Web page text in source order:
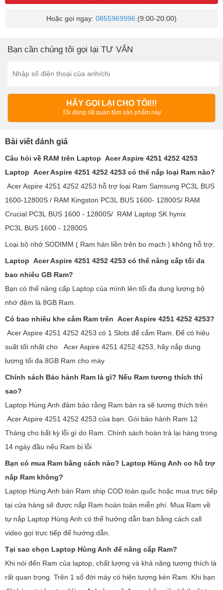
Hoặc gọi ngay: 0855969996 (9:00-20:00)
Bạn cần chúng tôi gọi lại TƯ VẤN
HÃY GỌI LẠI CHO TÔI!!!
Tôi đang rất quan tâm sản phẩm này
Bài viết đánh giá
Câu hỏi về RAM trên Laptop Acer Aspire 4251 4252 4253
Laptop Acer Aspire 4251 4252 4253 có thể nắp loại Ram nào?
Acer Aspire 4251 4252 4253 hỗ trợ loại Ram Samsung PC3L BUS
1600-12800S / RAM Kingston PC3L BUS 1600- 12800S/ RAM
Crucial PC3L BUS 1600 - 12800S/ RAM Laptop SK hynix
PC3L BUS 1600 - 12800S
Loại bộ nhớ SODIMM ( Ram hàn liền trên bo mạch ) không hỗ trợ.
Laptop Acer Aspire 4251 4252 4253 có thể nâng cấp tối đa
bao nhiêu GB Ram?
Bạn có thể nâng cấp Laptop của mình lên tối đa dung lượng bộ
nhớ đệm là 8GB Ram.
Có bao nhiêu khe cắm Ram trên Acer Aspire 4251 4252 4253?
Acer Aspire 4251 4252 4253 có 1 Slots để cắm Ram. Để có hiệu
suất tốt nhất cho Acer Aspire 4251 4252 4253, hãy nắp dung
lượng tối đa 8GB Ram cho máy
Chính sách Bảo hành Ram là gì? Nếu Ram tương thích thì
sao?
Laptop Hùng Anh đảm bảo rằng Ram bán ra sẽ tương thích trên
Acer Aspire 4251 4252 4253 của bạn. Gói bảo hành Ram 12
Tháng cho bất kỳ lỗi gì do Ram. Chính sách hoàn trả lại hàng trong
14 ngày đầu nếu Ram bị lỗi
Bạn có mua Ram bằng cách nào? Laptop Hùng Anh co hỗ trợ
nắp Ram không?
Laptop Hùng Anh bán Ram ship COD toàn quốc hoặc mua trực tiếp
tại cửa hàng sẽ được nắp Ram hoàn toàn miễn phí. Mua Ram về
tự nắp Laptop Hùng Anh có thể hướng dẫn bạn bằng cách call
video gọi trực tiếp để hướng dẫn.
Tại sao chọn Laptop Hùng Anh để nâng cấp Ram?
Khi nói đến Ram của laptop, chất lượng và khả năng tương thích là
rất quan trọng. Trên 1 số đời máy có hiện tượng kén Ram. Khi bạn